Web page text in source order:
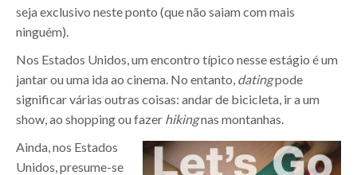
seja exclusivo neste ponto (que não saiam com mais
ninguém).
Nos Estados Unidos, um encontro típico nesse estágio é um
jantar ou uma ida ao cinema. No entanto, datingpode
significar várias outras coisas: andar de bicicleta, ir a um
show, ao shopping ou fazer hikingnas montanhas.
Ainda, nos Estados
Unidos, presume-se